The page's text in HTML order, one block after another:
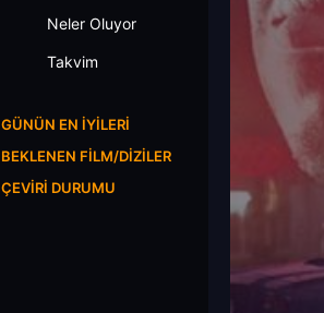
Neler Oluyor
Takvim
GÜNÜN EN İYILERI
BEKLENEN FILM/DIZILER
ÇEVIRI DURUMU